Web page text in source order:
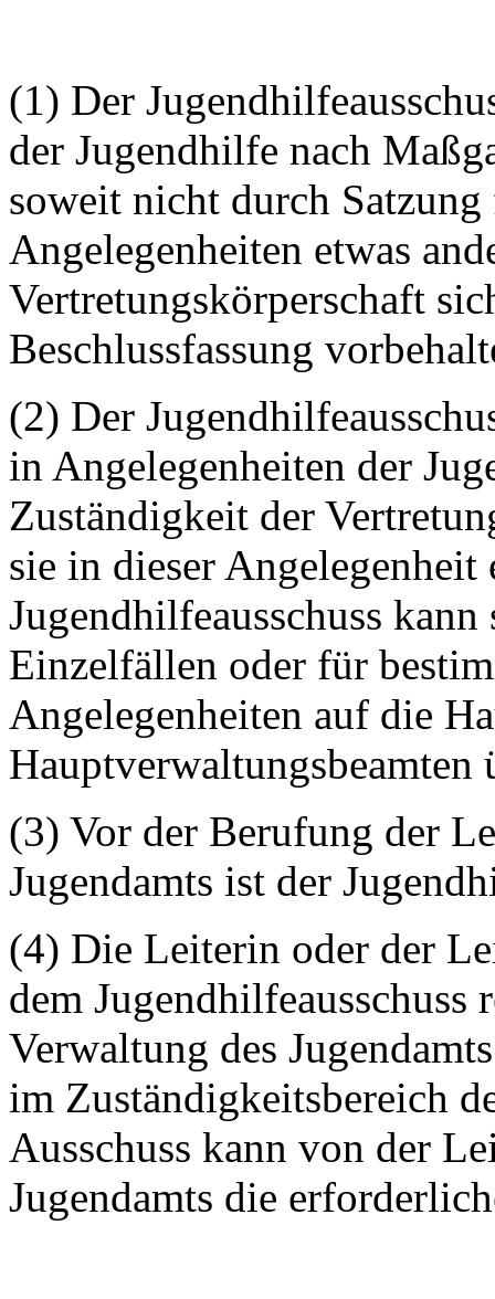
(1) Der
der Jugendhilfe nach
soweit nicht durch
Angelegenheiten etwas
Vertretungskörperschaft
Beschlussfassung
(2) Der
in Angelegenheiten der
Zuständigkeit der
sie in dieser Angelegenheit
Jugendhilfeausschuss
Einzelfällen oder für
Angelegenheiten auf die
Hauptverwaltungsbeamten
(3) Vor der Berufung der
Jugendamts ist der
(4) Die Leiterin oder der
dem
Verwaltung des
im Zuständigkeitsbereich
Ausschuss kann von der
Jugendamts die